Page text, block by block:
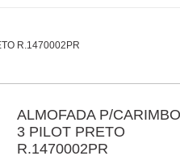
R.1470002PR
ALMOFADA P/
3 PILOT PRETO
R.1470002PR